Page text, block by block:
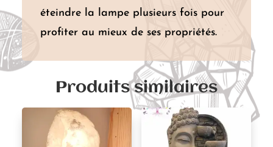
éteindre la lampe plusieurs fois pour
profiter au mieux de ses propriétés.
Produits similaires